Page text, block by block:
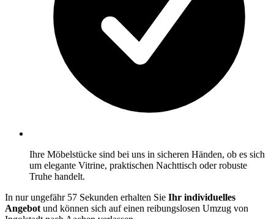
Ihre Möbelstücke sind bei uns in sicheren Händen, ob es sich
um elegante Vitrine, praktischen Nachttisch oder robuste
Truhe handelt.
In nur ungefähr 57 Sekunden erhalten Sie Ihr individuelles
Angebot und können sich auf einen reibungslosen Umzug von